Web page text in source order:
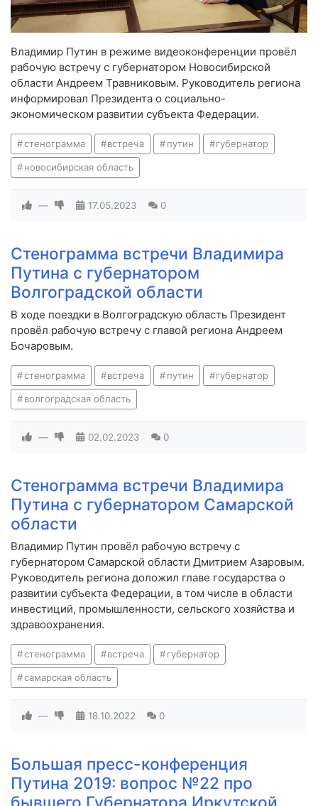
Владимир Путин в режиме видеоконференции провёл
рабочую встречу с губернатором Новосибирской
области Андреем Травниковым. Руководитель региона
информировал Президента о социально-
экономическом развитии субъекта Федерации.
стенограмма встреча путин губернатор
новосибирская область
— 17.05.2023 0
Стенограмма встречи Владимира
Путина с губернатором
Волгоградской области
В ходе поездки в Волгоградскую область Президент
провёл рабочую встречу с главой региона Андреем
Бочаровым.
стенограмма встреча путин губернатор
волгоградская область
— 02.02.2023 0
Стенограмма встречи Владимира
Путина с губернатором Самарской
области
Владимир Путин провёл рабочую встречу с
губернатором Самарской области Дмитрием Азаровым.
Руководитель региона доложил главе государства о
развитии субъекта Федерации, в том числе в области
инвестиций, промышленности, сельского хозяйства и
здравоохранения.
стенограмма встреча губернатор
самарская область
— 18.10.2022 0
Большая пресс-конференция
Путина 2019: вопрос №22 про
бывшего Губернатора Иркутской